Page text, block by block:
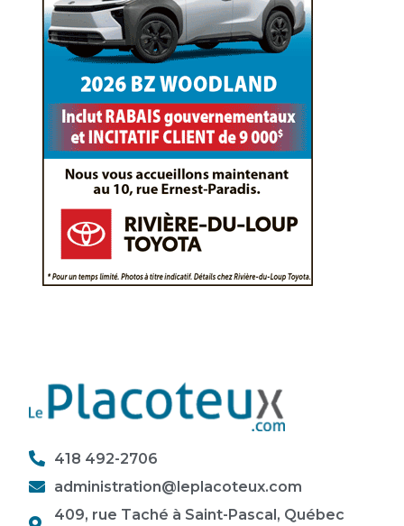
418 492-2706
administration@leplacoteux.com
409, rue Taché à Saint-Pascal, Québec